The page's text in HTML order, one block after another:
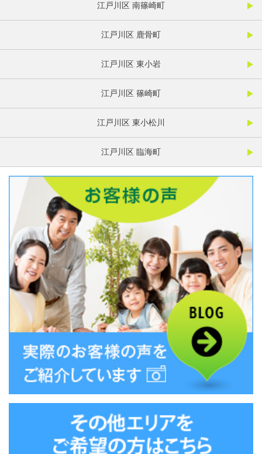
江戸川区 南篠崎町
江戸川区 鹿骨町
江戸川区 東小岩
江戸川区 篠崎町
江戸川区 東小松川
江戸川区 臨海町